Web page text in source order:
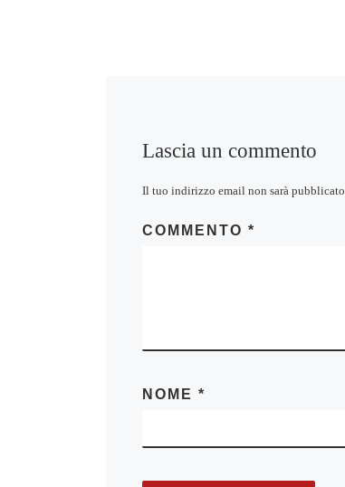
Lascia un commento
Il tuo indirizzo email non sarà pubblicato.
COMMENTO *
NOME *